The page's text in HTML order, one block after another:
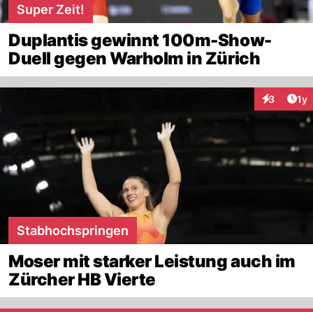
Super Zeit!
Duplantis gewinnt 100m-Show-
Duell gegen Warholm in Zürich
3 1y
Stabhochspringen
Moser mit starker Leistung auch im
Zürcher HB Vierte